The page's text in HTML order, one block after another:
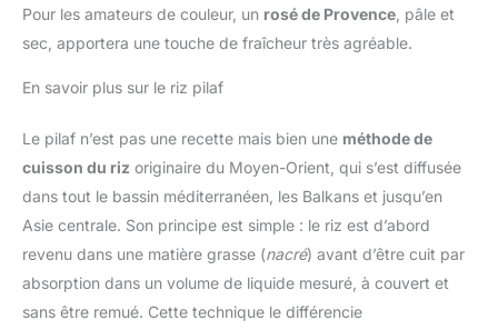
Pour les amateurs de couleur, un rosé de Provence , pâle et
sec, apportera une touche de fraîcheur très agréable.
En savoir plus sur le riz pilaf
Le pilaf n’est pas une recette mais bien une méthode de
cuisson du riz originaire du Moyen-Orient, qui s’est diffusée
dans tout le bassin méditerranéen, les Balkans et jusqu’en
Asie centrale. Son principe est simple : le riz est d’abord
revenu dans une matière grasse (nacré) avant d’être cuit par
absorption dans un volume de liquide mesuré, à couvert et
sans être remué. Cette technique le différencie